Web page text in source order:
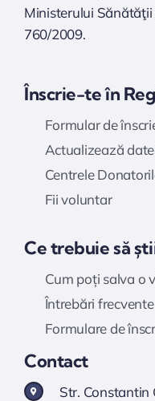
Ministerului
760/2009.
Înscrie-te în
Formular de
Actualizează
Centrele
Fii voluntar
Ce trebuie să
Cum poți salva o
Întrebări frecvente
Formulare de
Contact
Str. Constantin